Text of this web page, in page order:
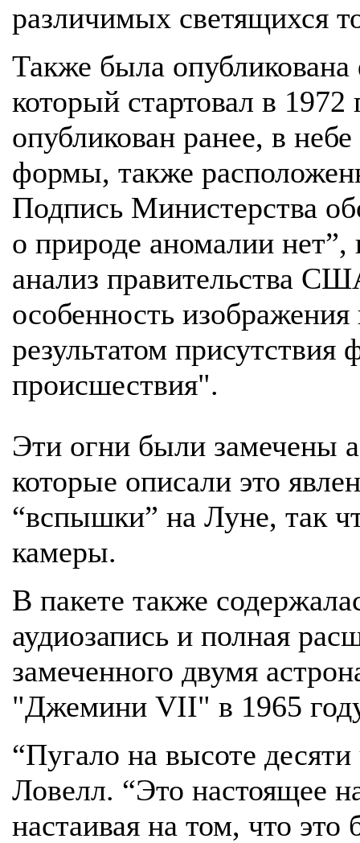
различимых светящихся
Также была
который стартовал в
опубликован ранее, в
формы, также
Подпись Министерства
о природе аномалии
анализ правительства
особенность изображения
результатом присутствия
происшествия".
Эти огни были замечены
которые описали это
“вспышки” на Луне, так
камеры.
В пакете также
аудиозапись и полная
замеченного двумя
"Джемини VII" в 1965
“Пугало на высоте
Ловелл. “Это настоящее
настаивая на том, что